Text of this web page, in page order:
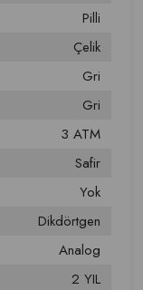
Pilli
Çelik
Gri
Gri
3 ATM
Safir
Yok
Dikdörtgen
Analog
2 YIL